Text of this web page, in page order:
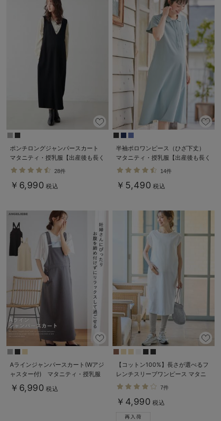
ポンチロングジャンパースカート
マタニティ・授乳服【出産後も長く
使える】
28件
￥6,990 税込
半袖ポロワンピース（ひざ下丈）
マタニティ・授乳服【出産後も長く
使える】
14件
￥5,490 税込
Aラインジャンパースカート(Wアジ
ャスター付) マタニティ・授乳服
【出産後も長く着られる】
￥6,990 税込
【コットン100%】長さが選べるフ
レンチスリーブワンピース マタニ
ティ・産後授乳服【出産後も長く使
7件
￥4,990 税込